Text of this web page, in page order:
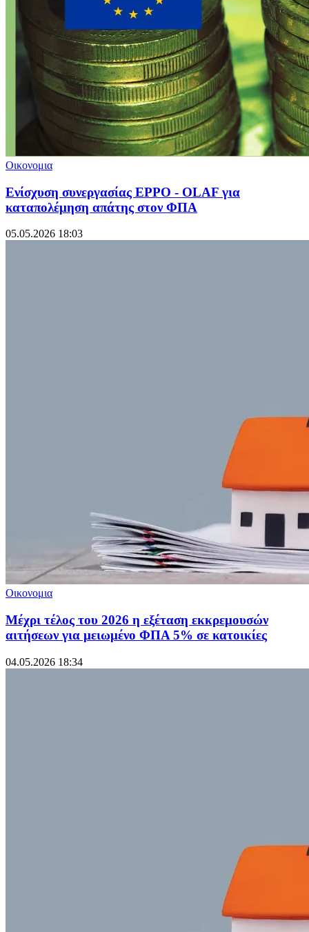
Οικονομια
Ενίσχυση συνεργασίας EPPO - OLAF για
καταπολέμηση απάτης στον ΦΠΑ
05.05.2026 18:03
Οικονομια
Μέχρι τέλος του 2026 η εξέταση εκκρεμουσών
αιτήσεων για μειωμένο ΦΠΑ 5% σε κατοικίες
04.05.2026 18:34